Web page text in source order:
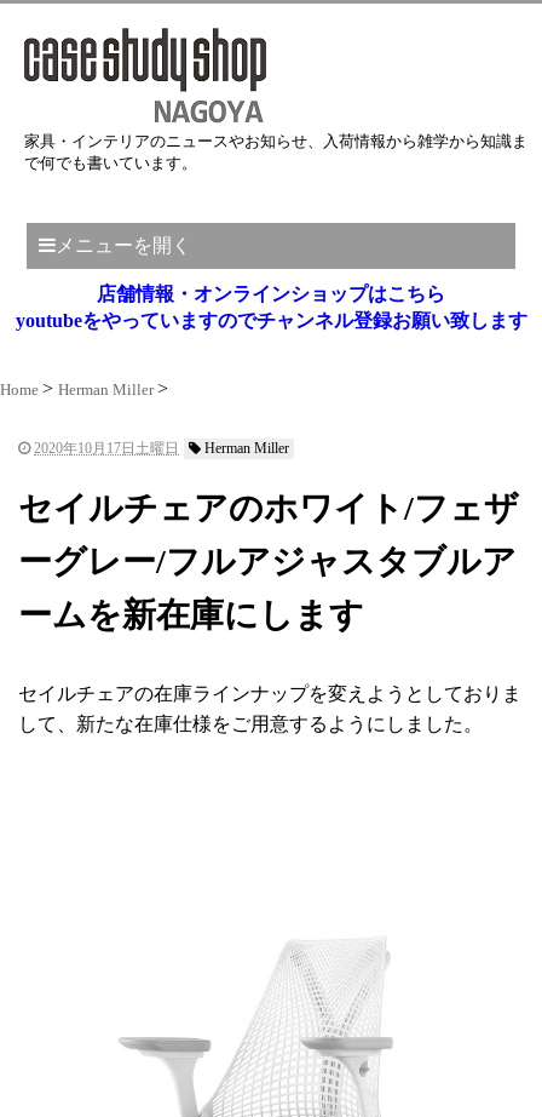
家具・インテリアのニュースやお知らせ、入荷情報から雑学から知識ま
で何でも書いています。
メニューを開く
店舗情報・オンラインショップはこちら
youtubeをやっていますのでチャンネル登録お願い致します
Home Herman Miller
2020年10月17日土曜日 Herman Miller
セイルチェアのホワイト/フェザ
ーグレー/フルアジャスタブルア
ームを新在庫にします
セイルチェアの在庫ラインナップを変えようとしておりま
して、新たな在庫仕様をご用意するようにしました。